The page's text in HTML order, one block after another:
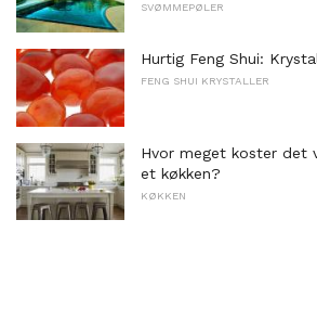
SVØMMEPØLER
Hurtig Feng Shui:
FENG SHUI KRYSTALLER
Hvor meget koster det
et køkken?
KØKKEN